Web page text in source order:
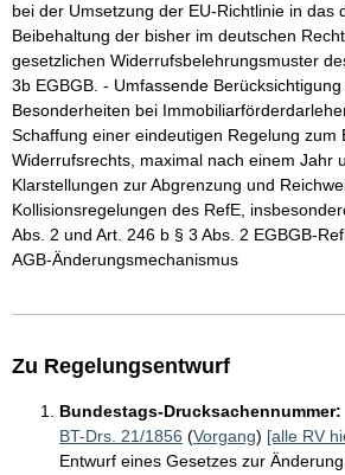
bei der Umsetzung der EU-Richtlinie in das
Beibehaltung der bisher im deutschen
gesetzlichen Widerrufsbelehrungsmuster
3b EGBGB. - Umfassende
Besonderheiten bei
Schaffung einer eindeutigen Regelung zum
Widerrufsrechts, maximal nach einem Jahr
Klarstellungen zur Abgrenzung und
Kollisionsregelungen des RefE,
Abs. 2 und Art. 246 b § 3 Abs. 2 EGBGB-
AGB-Änderungsmechanismus
Zu Regelungsentwurf
Bundestags-Drucksachennummer:
BT-Drs. 21/1856 (Vorgang) [alle RV
Entwurf eines Gesetzes zur